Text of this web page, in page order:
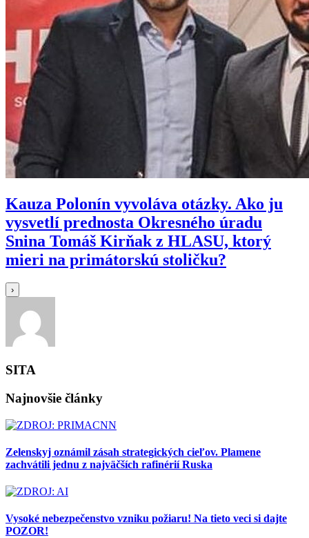
Kauza Polonín vyvoláva otázky. Ako ju
vysvetlí prednosta Okresného úradu
Snina Tomáš Kirňak z HLASU, ktorý
mieri na primátorskú stoličku?
›
SITA
Najnovšie články
Zelenskyj oznámil zásah strategických cieľov. Plamene
zachvátili jednu z najväčších rafinérií Ruska
Vysoké nebezpečenstvo vzniku požiaru! Na tieto veci si dajte
POZOR!